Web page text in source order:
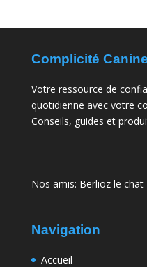
Complicité Canine
Votre ressource de
quotidienne avec votre
Conseils, guides et
Nos amis: Berlioz le chat
Navigation
Accueil